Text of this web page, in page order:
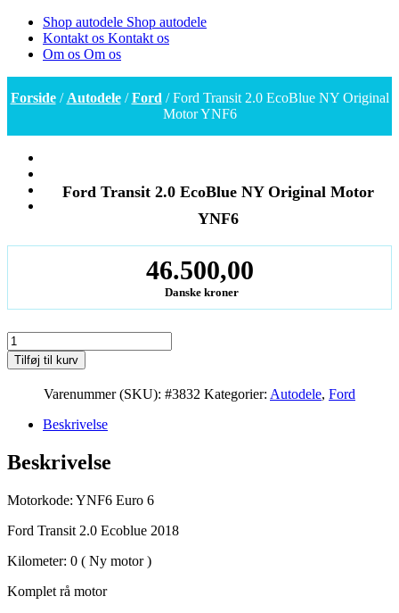
Shop autodele Shop autodele
Kontakt os Kontakt os
Om os Om os
Forside/ Autodele/Ford / Ford Transit 2.0 EcoBlue NY Original
Motor YNF6
Ford Transit 2.0 EcoBlue NY Original Motor
YNF6
46.500,00
Danske kroner
Ford
Transit
2.0
EcoBlue
Original
YNF6
antal
Tilføj til kurv
Varenummer (SKU): #3832 Kategorier: Autodele, Ford
Beskrivelse
Beskrivelse
Motorkode: YNF6 Euro 6
Ford Transit 2.0 Ecoblue 2018
Kilometer: 0 ( Ny motor )
Komplet rå motor